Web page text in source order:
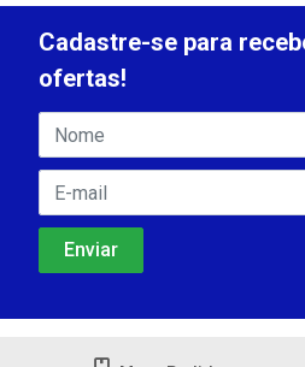
Cadastre-se para
ofertas!